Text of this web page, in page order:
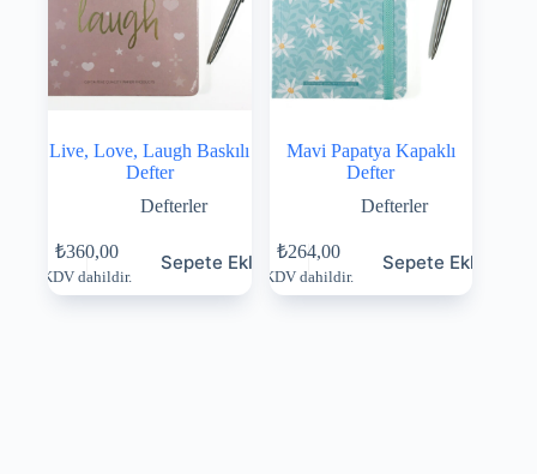
Live, Love, Laugh Baskılı
Defter
Defterler
₺360,00
KDV dahildir.
Sepete Ekle
Mavi Papatya Kapaklı
Defter
Defterler
₺264,00
KDV dahildir.
Sepete Ekle